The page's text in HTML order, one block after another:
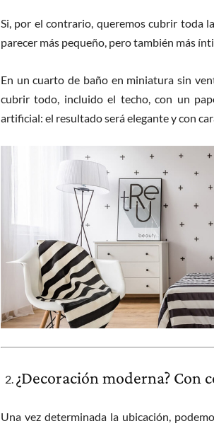
Si, por el contrario, queremos cubrir toda
parecer más pequeño, pero también más
En un cuarto de baño en miniatura sin
cubrir todo, incluido el techo, con un
artificial: el resultado será elegante y con
¿Decoración moderna? Con
Una vez determinada la ubicación,